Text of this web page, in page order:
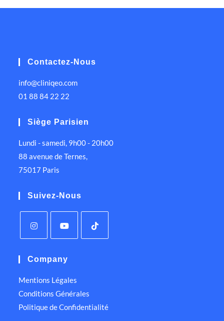
Contactez-Nous
info@cliniqeo.com
01 88 84 22 22
Siège Parisien
Lundi - samedi, 9h00 - 20h00
88 avenue de Ternes,
75017 Paris
Suivez-Nous
Company
Mentions Légales
Conditions Générales
Politique de Confidentialité